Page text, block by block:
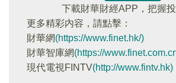
下載財華財經APP，把握
更多精彩内容，請點擊：
財華網(https://www.finet.hk/)
財華智庫網(https://
現代電視FINTV(http://www.fintv.hk)